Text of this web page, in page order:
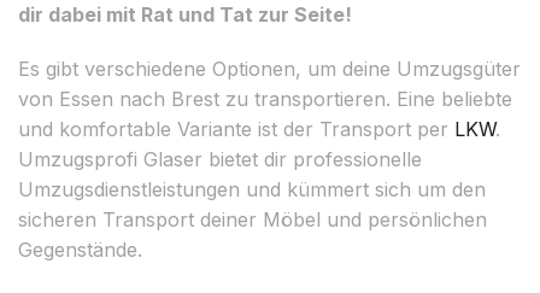
dir dabei mit Rat und Tat zur Seite!
Es gibt verschiedene Optionen, um deine Umzugsgüter
von Essen nach Brest zu transportieren. Eine beliebte
und komfortable Variante ist der Transport per LKW.
Umzugsprofi Glaser bietet dir professionelle
Umzugsdienstleistungen und kümmert sich um den
sicheren Transport deiner Möbel und persönlichen
Gegenstände.